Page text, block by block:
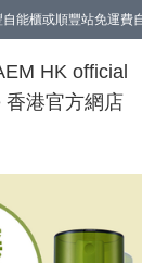
能櫃或順豐站免運
HK official
香港官方網店